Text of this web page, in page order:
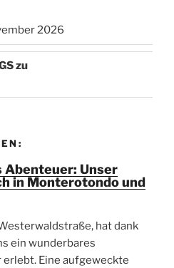
2026
zu
Abenteuer: Unser
in Monterotondo und
hat dank
ein wunderbares
Eine aufgeweckte